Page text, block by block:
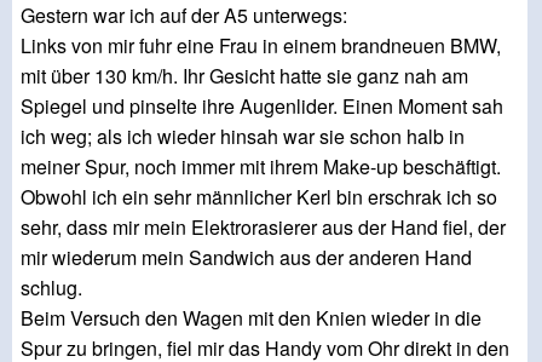
Gestern war ich auf der A5 unterwegs:
Links von mir fuhr eine Frau in einem brandneuen BMW,
mit über 130 km/h. Ihr Gesicht hatte sie ganz nah am
Spiegel und pinselte ihre Augenlider. Einen Moment sah
ich weg; als ich wieder hinsah war sie schon halb in
meiner Spur, noch immer mit ihrem Make-up beschäftigt.
Obwohl ich ein sehr männlicher Kerl bin erschrak ich so
sehr, dass mir mein Elektrorasierer aus der Hand fiel, der
mir wiederum mein Sandwich aus der anderen Hand
schlug.
Beim Versuch den Wagen mit den Knien wieder in die
Spur zu bringen, fiel mir das Handy vom Ohr direkt in den